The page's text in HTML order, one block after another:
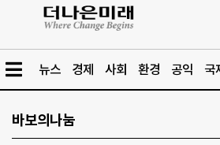
뉴스 경제 사회 환경 공익 국
바보의나눔